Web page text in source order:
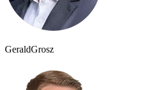
GeraldGrosz